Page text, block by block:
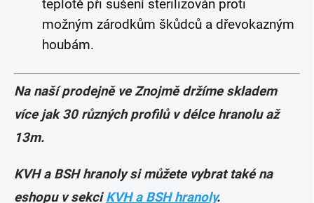
teplotě při sušení sterilizován proti
možným zárodkům škůdců a dřevokazným
houbám.
Na naší prodejně ve Znojmě držíme skladem
více jak 30 různých profilů v délce hranolu až
13m.
KVH a BSH hranoly si můžete vybrat také na
eshopu v sekciKVH a BSH hranoly.